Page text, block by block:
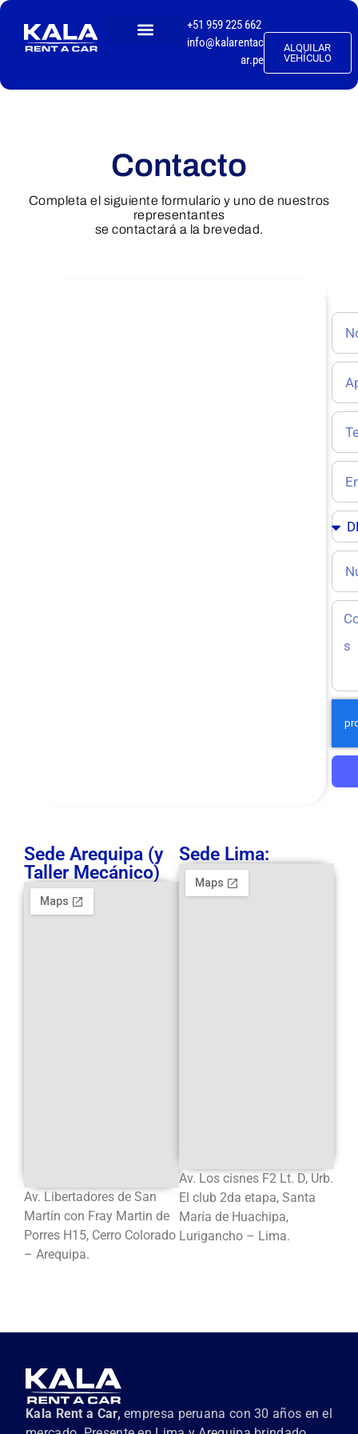
+51 959 225 662
info@kalarentac
ar.pe
ALQUILAR
VEHÍCULO
Contacto
Completa el siguiente formulario y uno de nuestros
representantes
se contactará a la brevedad.
Sede Arequipa (y
Taller Mecánico)
Av. Libertadores de San
Martín con Fray Martin de
Porres H15, Cerro Colorado
– Arequipa.
Sede Lima:
Av. Los cisnes F2 Lt. D, Urb.
El club 2da etapa, Santa
María de Huachipa,
Lurigancho – Lima.
Kala Rent a Car, empresa peruana con 30 años en el